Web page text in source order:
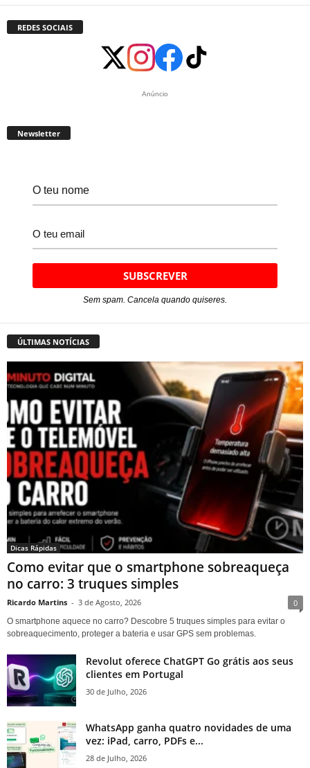
REDES SOCIAIS
Anúncio
Newsletter
Sem spam. Cancela quando quiseres.
ÚLTIMAS NOTÍCIAS
Dicas Rápidas
Como evitar que o smartphone sobreaqueça
no carro: 3 truques simples
Ricardo Martins - 3 de Agosto, 2026 0
O smartphone aquece no carro? Descobre 5 truques simples para evitar o
sobreaquecimento, proteger a bateria e usar GPS sem problemas.
Revolut oferece ChatGPT Go grátis aos seus
clientes em Portugal
30 de Julho, 2026
WhatsApp ganha quatro novidades de uma
vez: iPad, carro, PDFs e...
28 de Julho, 2026